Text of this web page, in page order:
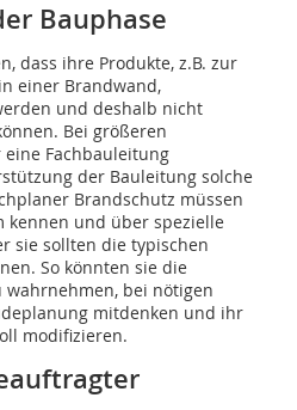
Bauphase
dass ihre Produkte, z.B. zur
einer Brandwand,
und deshalb nicht
Bei größeren
Fachbauleitung
der Bauleitung solche
Brandschutz müssen
kennen und über spezielle
sie sollten die typischen
So könnten sie die
bei nötigen
mitdenken und ihr
modifizieren.